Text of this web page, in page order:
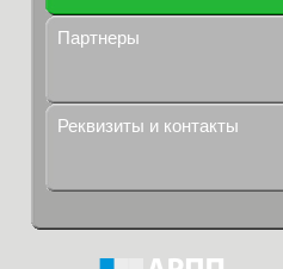
Партнеры
Реквизиты и контакты